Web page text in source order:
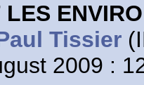
Tissier
2009 :